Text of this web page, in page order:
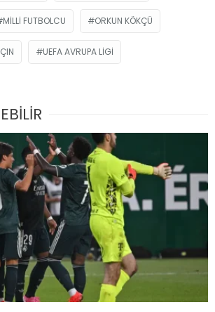
MILLI FUTBOLCU ORKUN KÖKÇÜ
UEFA AVRUPA LIGI